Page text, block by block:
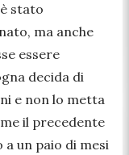
stato
ma anche
essere
decida di
e non lo metta
il precedente
un paio di mesi